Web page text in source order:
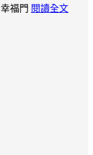
幸福門 閱讀全文